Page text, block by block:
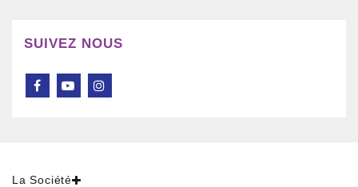
SUIVEZ NOUS
La Société